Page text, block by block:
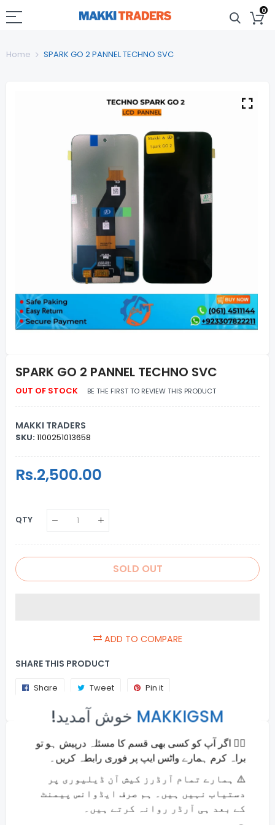
0
Home SPARK GO 2 PANNEL TECHNO SVC
SPARK GO 2 PANNEL TECHNO SVC
OUT OF STOCK BE THE FIRST TO REVIEW THIS PRODUCT
MAKKI TRADERS
SKU:1100251013658
Regular
Price
Rs.2,500.00
QTY
SOLD OUT
ADD TO COMPARE
SHARE THIS PRODUCT
Share
Share
Facebook
Tweet
Tweet
Twitter
Pin it
Pinterest
Usefull Info
Online Payments
Money back guarantee
Fast and Secure Shipping
!خوش آمدید MAKKIGSM
🙋‍♂️ اگر آپ کو کسی بھی قسم کا مسئلہ درپیش ہو تو
براہ کرم ہمارے واٹس ایپ پر فوری رابطہ کریں۔
⚠️ ہمارے تمام آرڈرز کیش آن ڈیلیوری پر
دستیاب نہیں ہیں۔ ہم صرف ایڈوانس پیمنٹ
کے بعد ہی آرڈر روانہ کرتے ہیں۔